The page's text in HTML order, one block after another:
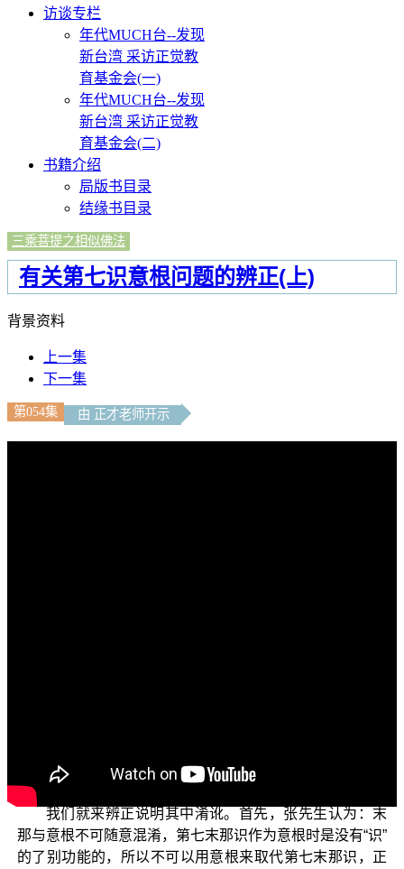
访谈专栏
年代MUCH台--发现
新台湾 采访正觉教
育基金会(一)
年代MUCH台--发现
新台湾 采访正觉教
育基金会(二)
书籍介绍
局版书目录
结缘书目录
三乘菩提之相似佛法
有关第七识意根问题的辨正(上)
背景资料
上一集
下一集
第054集 由 正才老师开示
的心行。
我们就来辨正说明其中淆讹。首先，张先生认为：末
那与意根不可随意混淆，第七末那识作为意根时是没有“识”
的了别功能的，所以不可以用意根来取代第七末那识，正